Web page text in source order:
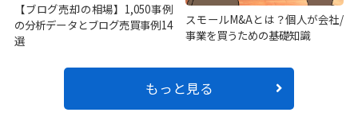
【ブログ売却の相場】1,050事例
の分析データとブログ売買事例14
選
スモールM&Aとは？個人が会社/
事業を買うための基礎知識
もっと見る